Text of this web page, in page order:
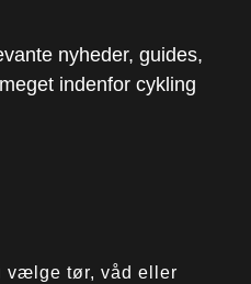
nyheder, guides,
indenfor cykling
vælge tør, våd eller